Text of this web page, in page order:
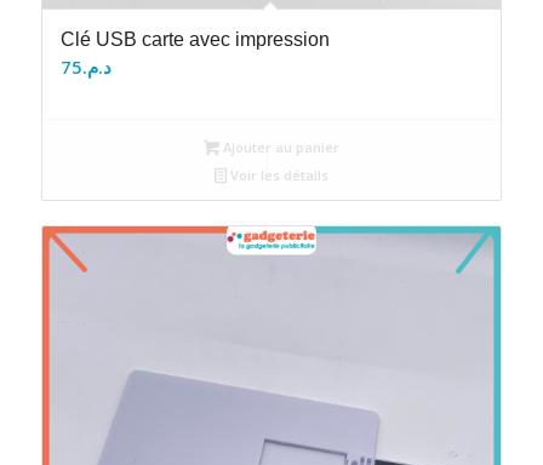
Clé USB carte avec impression
د.م.75
Ajouter au panier
Voir les détails